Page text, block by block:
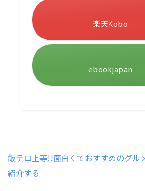
楽天Kobo
ebookjapan
飯テロ上等!!面白くておすすめのグル
紹介する